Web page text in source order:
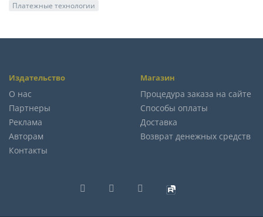
Платежные технологии
Издательство
О нас
Партнеры
Реклама
Авторам
Контакты
Магазин
Процедура заказа на сайте
Способы оплаты
Доставка
Возврат денежных средств